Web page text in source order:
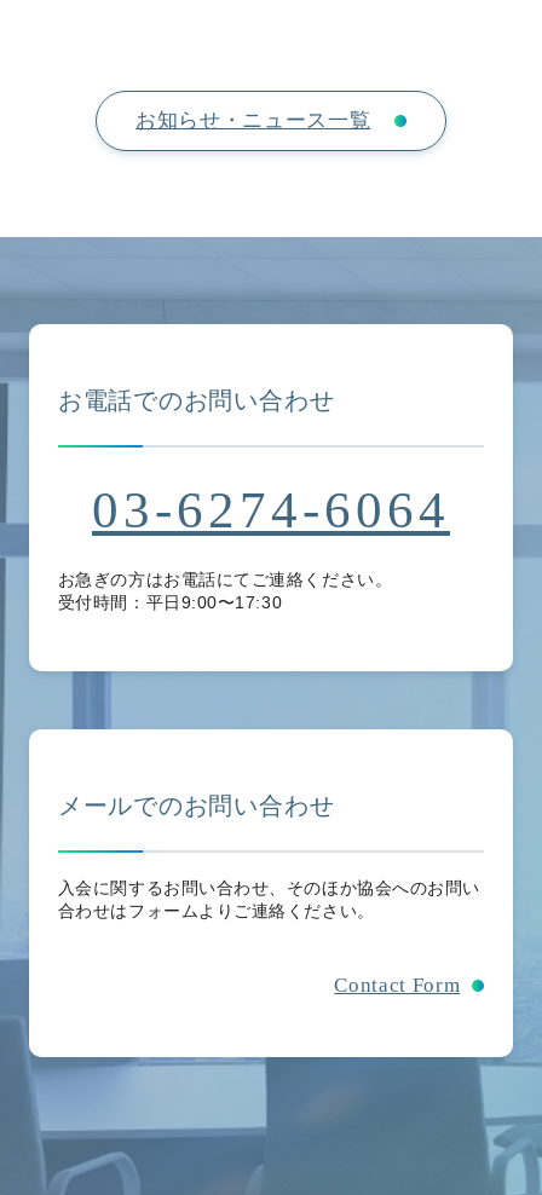
お知らせ・ニュース一覧
お電話でのお問い合わせ
03-6274-6064
お急ぎの方はお電話にてご連絡ください。
受付時間：平日9:00〜17:30
メールでのお問い合わせ
入会に関するお問い合わせ、そのほか協会へのお問い
合わせはフォームよりご連絡ください。
Contact Form